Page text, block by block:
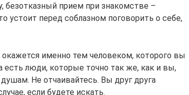
прием при знакомстве –
устоит перед соблазном поговорить о себе,
именно тем человеком, которого вы
есть люди, которые точно так же, как и вы,
Не отчаивайтесь. Вы друг друга
если будете искать.